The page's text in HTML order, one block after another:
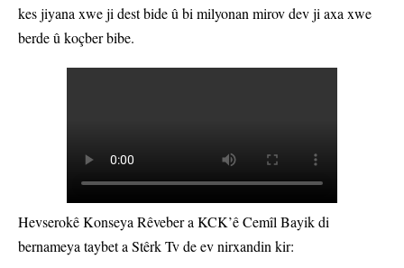
kes jiyana xwe ji dest bide û bi milyonan mirov dev ji axa xwe
berde û koçber bibe.
Hevserokê Konseya Rêveber a KCK’ê Cemîl Bayik di
bernameya taybet a Stêrk Tv de ev nirxandin kir: